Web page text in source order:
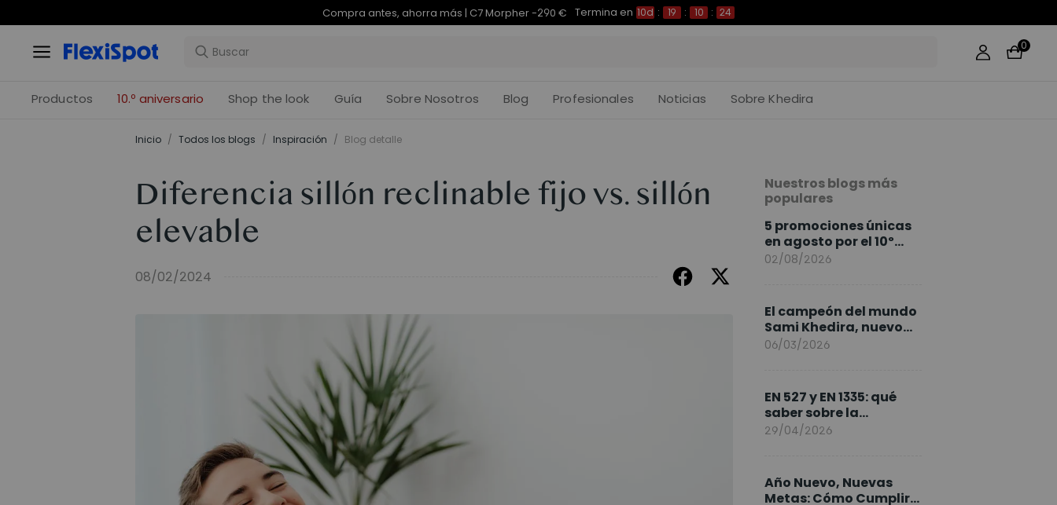
Compra antes, ahorra más | E7 Plus -200 € Termina en 10d : 19 : 10 : 23
0
Productos 10.º aniversario Shop the look Guía Sobre Nosotros Blog Profesionales Noticias Sobre Khedira
Inicio / Todos los blogs / Inspiración / Blog detalle
Diferencia sillón reclinable fijo vs. sillón
elevable
08/02/2024
Nuestros blogs más
populares
5 promociones únicas
en agosto por el 10º
Aniversario de
02/08/2026
El campeón del mundo
Sami Khedira, nuevo
embajador de
06/03/2026
EN 527 y EN 1335: qué
saber sobre la
normativa de los
29/04/2026
Año Nuevo, Nuevas
Metas: Cómo Cumplir